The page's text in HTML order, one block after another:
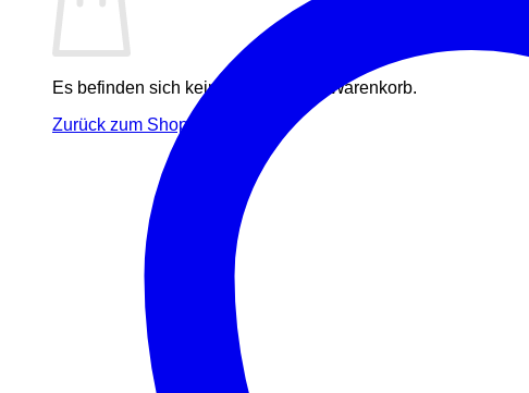
Es befinden sich keine Produkte im Warenkorb.
Zurück zum Shop